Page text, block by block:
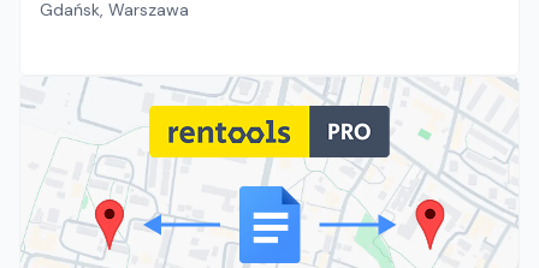
Gdańsk, Warszawa